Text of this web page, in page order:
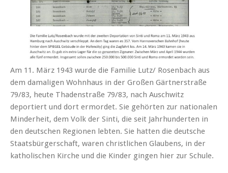
Am 11. März 1943 wurde die Familie Lutz/ Rosenbach aus
dem damaligen Wohnhaus in der Großen Gärtnerstraße
79/83, heute Thadenstraße 79/83, nach Auschwitz
deportiert und dort ermordet. Sie gehörten zur nationalen
Minderheit, dem Volk der Sinti, die seit Jahrhunderten in
den deutschen Regionen lebten. Sie hatten die deutsche
Staatsbürgerschaft, waren christlichen Glaubens, in der
katholischen Kirche und die Kinder gingen hier zur Schule.